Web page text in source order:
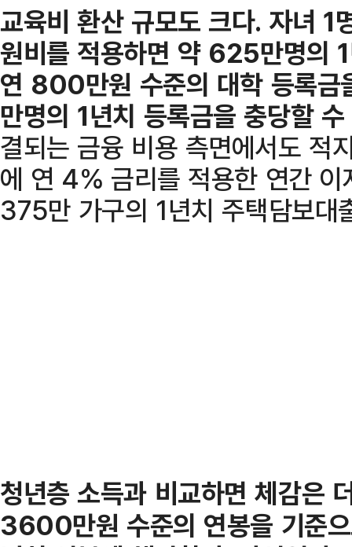
교육비 환산 규모도 크다. 자녀
원비를 적용하면 약 625만명의
연 800만원 수준의 대학 등록
만명의 1년치 등록금을 충당할
결되는 금융 비용 측면에서도 적
에 연 4% 금리를 적용한 연간
375만 가구의 1년치 주택담보대
청년층 소득과 비교하면 체감은
3600만원 수준의 연봉을 기준